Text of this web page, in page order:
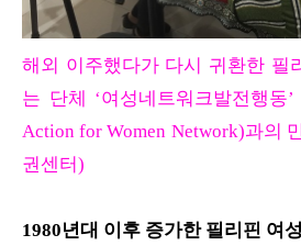
해외 이주했다가 다시 귀환한 필
는 단체 ‘여성네트워크발전행동
Action for Women Network)과의
권센터)
1980년대 이후 증가한 필리핀 여